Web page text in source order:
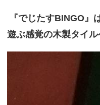
『でじたすBINGO』
遊ぶ感覚の木製タイル